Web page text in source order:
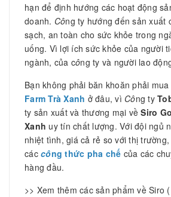
hạn để định hướng các hoạt động
doanh. Công ty hướng đến sản xuất
sạch, an toàn cho sức khỏe trong
uống. Vì lợi ích sức khỏe của người
ngành, của công ty và người lao
Bạn không phải băn khoăn phải mua
Farm Trà Xanh ở đâu, vì Công ty
ty sản xuất và thương mại vềSiro
Xanh uy tín chất lượng. Với đội ngủ
nhiệt tình, giá cả rẻ so với thị
các công thức pha chế của các
hàng đầu.
>> Xem thêm các sản phẩm về Siro